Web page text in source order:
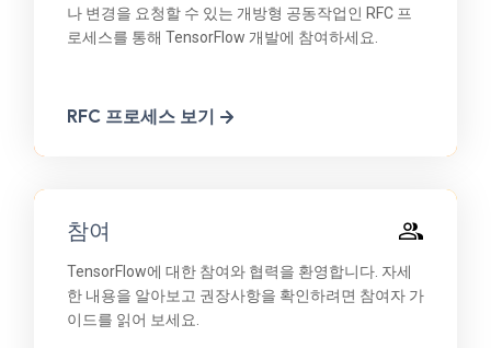
나 변경을 요청할 수 있는 개방형 공동작업인 RFC 프
로세스를 통해 TensorFlow 개발에 참여하세요.
RFC 프로세스 보기
참여
TensorFlow에 대한 참여와 협력을 환영합니다. 자세
한 내용을 알아보고 권장사항을 확인하려면 참여자 가
이드를 읽어 보세요.